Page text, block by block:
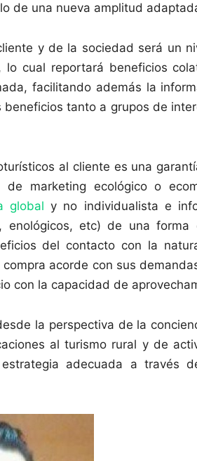
de una nueva amplitud
y de la sociedad será un
lo cual reportará beneficios
facilitando además la
beneficios tanto a grupos de
al cliente es una
de marketing ecológico o
global y no individualista e
enológicos, etc) de una
del contacto con la
acorde con sus
con la capacidad de
la perspectiva de la
al turismo rural y de
adecuada a través